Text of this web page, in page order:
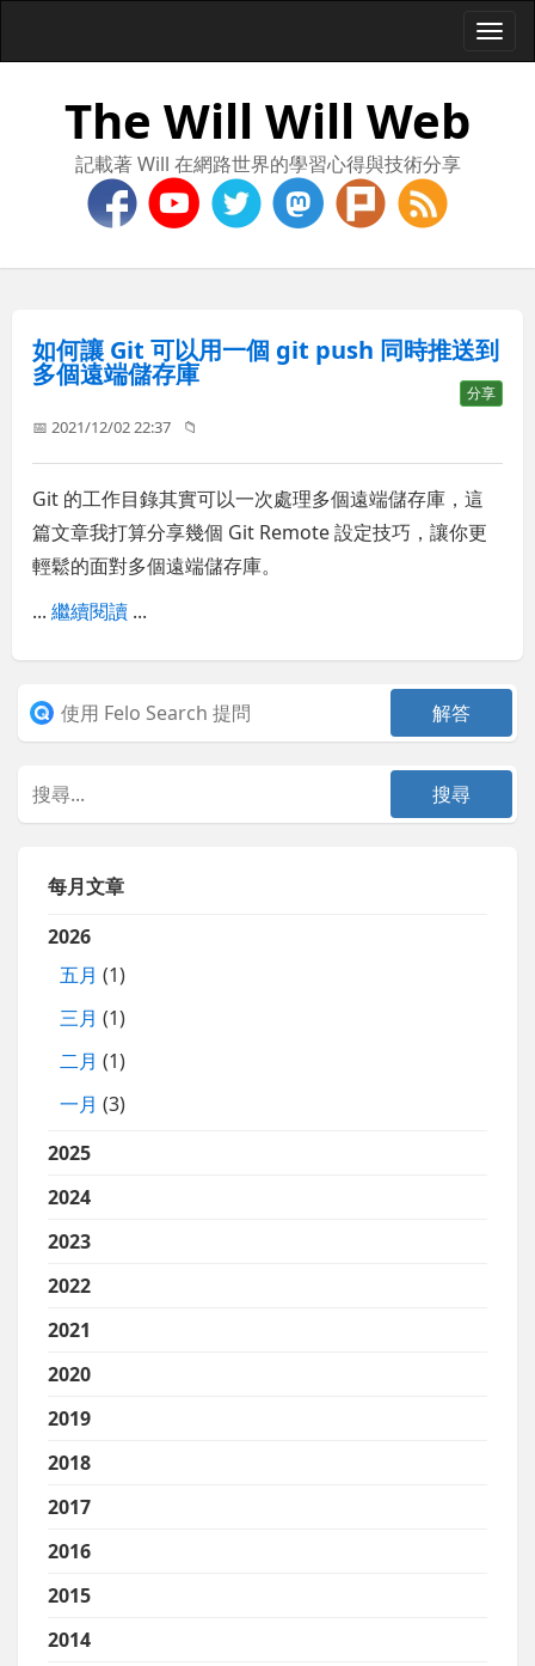
The Will Will Web
記載著 Will 在網路世界的學習心得與技術分享
如何讓 Git 可以用一個 git push 同時推送到
多個遠端儲存庫
分享
📅 2021/12/02 22:37 📁
Git 的工作目錄其實可以一次處理多個遠端儲存庫，這
篇文章我打算分享幾個 Git Remote 設定技巧，讓你更
輕鬆的面對多個遠端儲存庫。
...繼續閱讀 ...
每月文章
2026
五月 (1)
三月 (1)
二月 (1)
一月 (3)
2025
2024
2023
2022
2021
2020
2019
2018
2017
2016
2015
2014